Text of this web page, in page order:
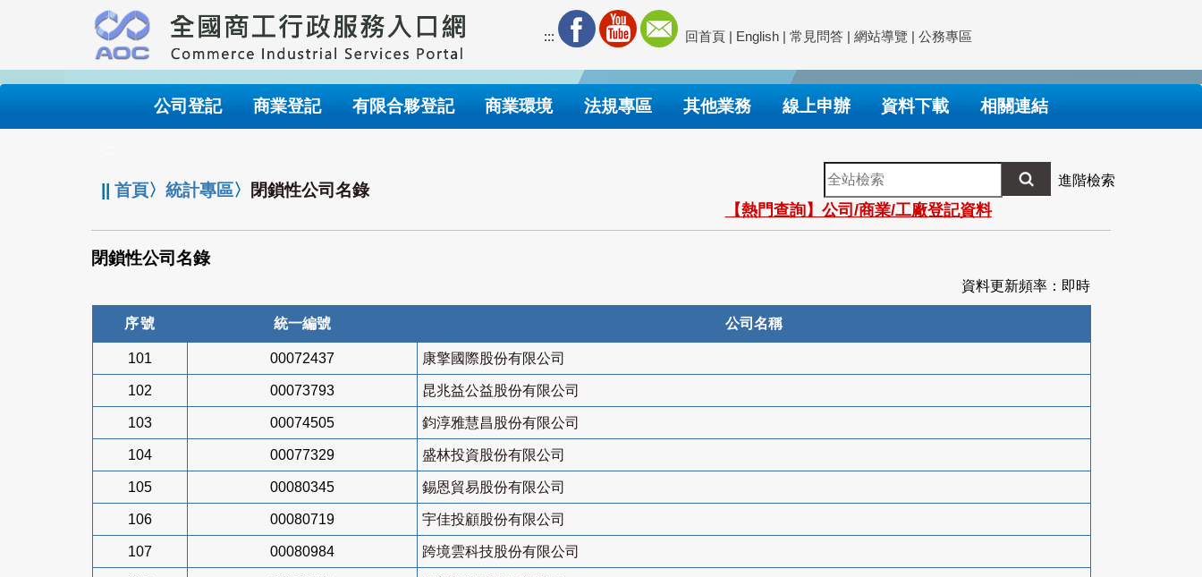
要
內
::: 回首頁 | English | 常見問答 | 網站導覽 | 公務專區
公司登記 商業登記 有限合夥登記 商業環境 法規專區 其他業務 線上申辦 資料下載 相關連結
||首頁〉統計專區〉 閉鎖性公司名錄
全
站
檢
索
進階檢索
【熱門查詢】公司/商業/工廠登記資料
閉鎖性公司名錄
資料更新頻率：即時
序號 統一編號 公司名稱
101 00072437 康擎國際股份有限公司
102 00073793 昆兆益公益股份有限公司
103 00074505 鈞淳雅慧昌股份有限公司
104 00077329 盛林投資股份有限公司
105 00080345 錫恩貿易股份有限公司
106 00080719 宇佳投顧股份有限公司
107 00080984 跨境雲科技股份有限公司